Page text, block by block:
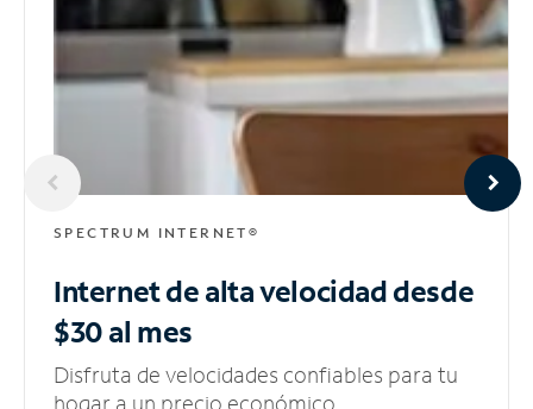
SPECTRUM INTERNET®
Internet de alta velocidaddesde
$30 al mes
Disfruta de velocidades confiables para tu
hogar a un precio económico.